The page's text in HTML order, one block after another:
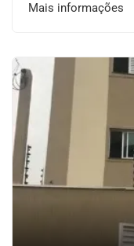
Mais informações